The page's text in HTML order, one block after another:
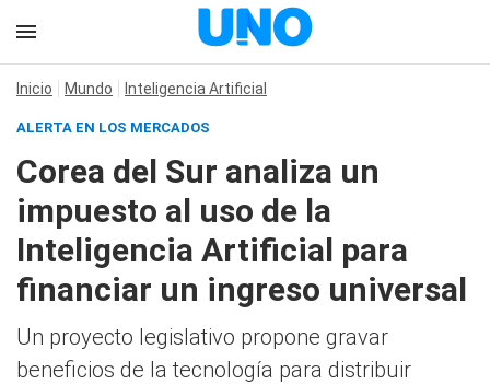
Inicio Mundo Inteligencia Artificial
ALERTA EN LOS MERCADOS
Corea del Sur analiza un
impuesto al uso de la
Inteligencia Artificial para
financiar un ingreso universal
Un proyecto legislativo propone gravar
beneficios de la tecnología para distribuir